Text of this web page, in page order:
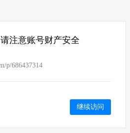
注意账号财产安全
p/686437314
继续访问